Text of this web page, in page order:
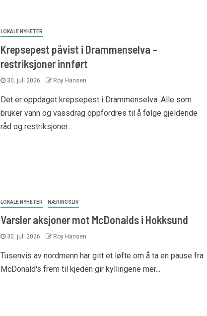
LOKALE NYHETER
Krepsepest påvist i Drammenselva –
restriksjoner innført
30. juli 2026 Roy Hansen
Det er oppdaget krepsepest i Drammenselva. Alle som
bruker vann og vassdrag oppfordres til å følge gjeldende
råd og restriksjoner...
LOKALE NYHETER NÆRINGSLIV
Varsler aksjoner mot McDonalds i Hokksund
30. juli 2026 Roy Hansen
Tusenvis av nordmenn har gitt et løfte om å ta en pause fra
McDonald's frem til kjeden gir kyllingene mer...